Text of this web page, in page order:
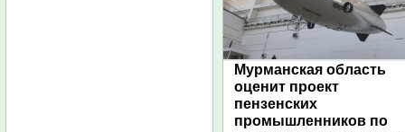
Мурманская область
оценит проект
пензенских
промышленников по